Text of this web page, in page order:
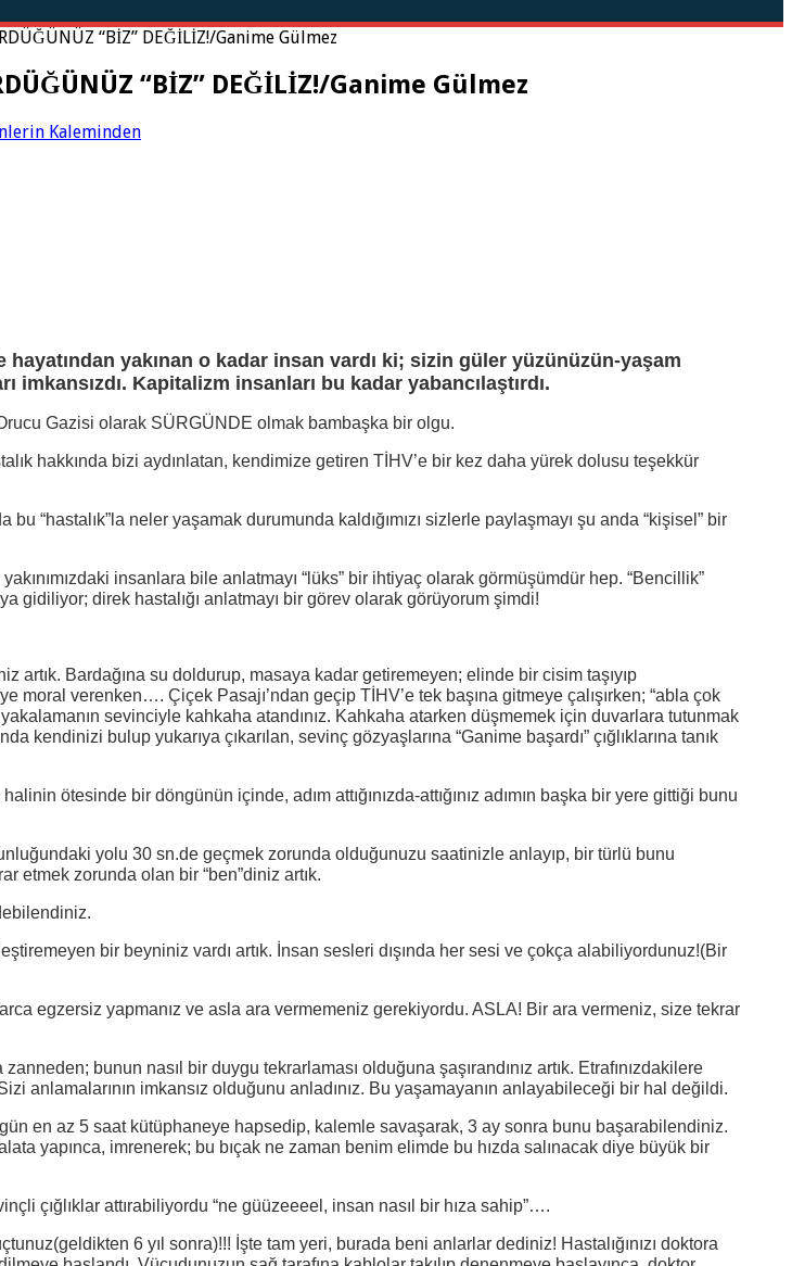
“BİZ” DEĞİLİZ!/Ganime Gülmez
“BİZ” DEĞİLİZ!/Ganime Gülmez
Kaleminden
hayatından yakınan o kadar insan vardı ki; sizin güler yüzünüzün-yaşam
imkansızdı. Kapitalizm insanları bu kadar yabancılaştırdı.
Gazisi olarak SÜRGÜNDE olmak bambaşka bir olgu.
hakkında bizi aydınlatan, kendimize getiren TİHV’e bir kez daha yürek dolusu teşekkür
“hastalık”la neler yaşamak durumunda kaldığımızı sizlerle paylaşmayı şu anda “kişisel” bir
insanlara bile anlatmayı “lüks” bir ihtiyaç olarak görmüşümdür hep. “Bencillik”
gidiliyor; direk hastalığı anlatmayı bir görev olarak görüyorum şimdi!
artık. Bardağına su doldurup, masaya kadar getiremeyen; elinde bir cisim taşıyıp
verenken…. Çiçek Pasajı’ndan geçip TİHV’e tek başına gitmeye çalışırken; “abla çok
sevinciyle kahkaha atandınız. Kahkaha atarken düşmemek için duvarlara tutunmak
kendinizi bulup yukarıya çıkarılan, sevinç gözyaşlarına “Ganime başardı” çığlıklarına tanık
ötesinde bir döngünün içinde, adım attığınızda-attığınız adımın başka bir yere gittiği bunu
yolu 30 sn.de geçmek zorunda olduğunuzu saatinizle anlayıp, bir türlü bunu
etmek zorunda olan bir “ben”diniz artık.
bir beyniniz vardı artık. İnsan sesleri dışında her sesi ve çokça alabiliyordunuz!(Bir
egzersiz yapmanız ve asla ara vermemeniz gerekiyordu. ASLA! Bir ara vermeniz, size tekrar
bunun nasıl bir duygu tekrarlaması olduğuna şaşırandınız artık. Etrafınızdakilere
anlamalarının imkansız olduğunu anladınız. Bu yaşamayanın anlayabileceği bir hal değildi.
en az 5 saat kütüphaneye hapsedip, kalemle savaşarak, 3 ay sonra bunu başarabilendiniz.
yapınca, imrenerek; bu bıçak ne zaman benim elimde bu hızda salınacak diye büyük bir
çığlıklar attırabiliyordu “ne güüzeeeel, insan nasıl bir hıza sahip”….
6 yıl sonra)!!! İşte tam yeri, burada beni anlarlar dediniz! Hastalığınızı doktora